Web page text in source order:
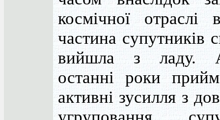
космічної отраслі
частина супутників
вийшла з ладу.
останні роки
активні зусилля з